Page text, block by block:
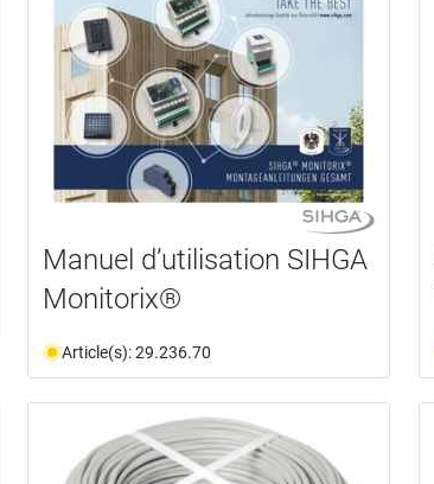
Manuel d’utilisation SIHGA
Monitorix®
Article(s): 29.236.70